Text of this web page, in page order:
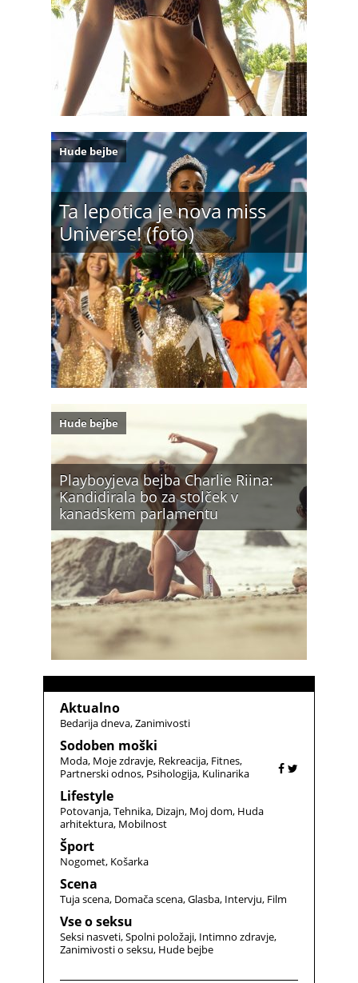
Ta lepotica je nova miss
Universe! (foto)
Hude bejbe
Playboyjeva bejba Charlie Riina:
Kandidirala bo za stolček v
kanadskem parlamentu
Hude bejbe
Aktualno
Bedarija dneva Zanimivosti
Sodoben moški
Moda Moje zdravje Rekreacija Fitnes
Partnerski odnos Psihologija Kulinarika
Lifestyle
Potovanja Tehnika Dizajn Moj dom Huda
arhitektura Mobilnost
Šport
Nogomet Košarka
Scena
Tuja scena Domača scena Glasba Intervju Film
Vse o seksu
Seksi nasveti Spolni položaji Intimno zdravje
Zanimivosti o seksu Hude bejbe